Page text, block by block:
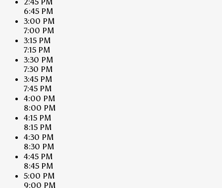
6:45 PM
3:00 PM
7:00 PM
3:15 PM
7:15 PM
3:30 PM
7:30 PM
3:45 PM
7:45 PM
4:00 PM
8:00 PM
4:15 PM
8:15 PM
4:30 PM
8:30 PM
4:45 PM
8:45 PM
5:00 PM
9:00 PM